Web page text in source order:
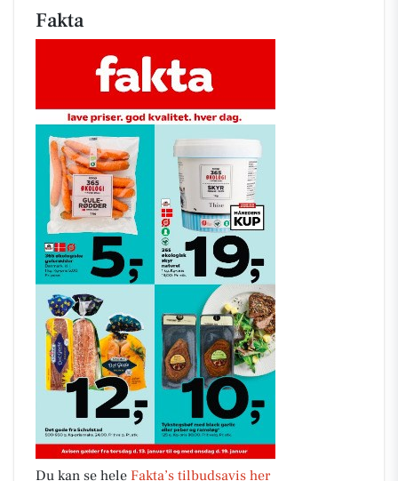
Fakta
Du kan se hele Fakta’s tilbudsavis her